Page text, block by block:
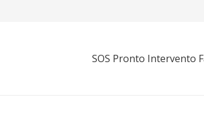
SOS Pronto Intervento